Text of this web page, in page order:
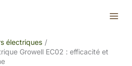
électriques
Growell EC02 : efficacité et